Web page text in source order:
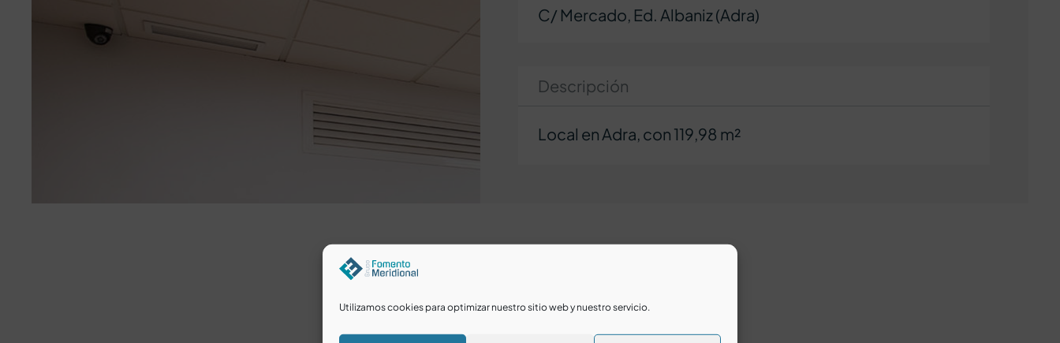
Utilizamos cookies para optimizar nuestro sitio web y nuestro servicio.
C/ Mercado, Ed. Albaniz (Adra)
Descripción
Local en Adra, con 119,98 m²